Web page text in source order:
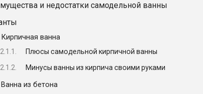
и недостатки самодельной ванны
Кирпичная ванна
Плюсы самодельной кирпичной ванны
Минусы ванны из кирпича своими руками
Ванна из бетона